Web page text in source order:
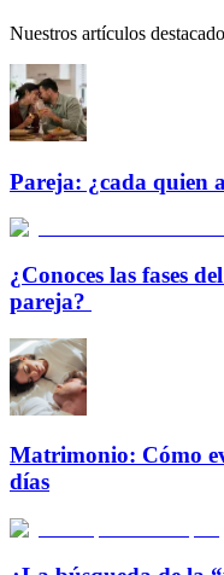
Nuestros artículos
Pareja: ¿cada quien
¿Conoces las fases
pareja?
Matrimonio: Cómo
días